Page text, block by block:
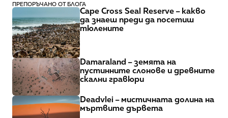
ПРЕПОРЪЧАНО ОТ БЛОГА
Cape Cross Seal Reserve – какво
да знаеш преди да посетиш
тюлените
Damaraland – земята на
пустинните слонове и древните
скални гравюри
Deadvlei – мистичната долина на
мъртвите дървета